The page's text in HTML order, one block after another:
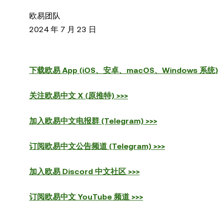
欧易团队
2024 年 7 月 23 日
下载欧易 App (iOS、安卓、macOS、Windows 系统)
关注欧易中文 X (原推特) >>>
加入欧易中文电报群 (Telegram) >>>
订阅欧易中文公告频道 (Telegram) >>>
加入欧易 Discord 中文社区 >>>
订阅欧易中文 YouTube 频道 >>>